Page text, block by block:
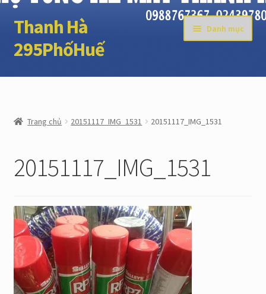
Đi
đến
Điều
Chuyển
đến
nội
Thanh Hà
295PhốHuế
Danh mục
Trang chủ
TÀI KHOẢN
LIÊN HỆ
Trang chủ 20151117_IMG_1531 20151117_IMG_1531
20151117_IMG_1531